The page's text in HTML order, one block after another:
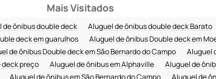
Mais Visitados
de ônibus double deck Aluguel de ônibus double deck Barato
deck em guarulhos Aluguel de ônibus Double deck em
de ônibus Double deck em São Bernardo do Campo
Aluguel
deck preço Aluguel de ônibus em Alphaville Aluguel de
Aluguel de ônibus em São Bernardo do Campo Aluguel de